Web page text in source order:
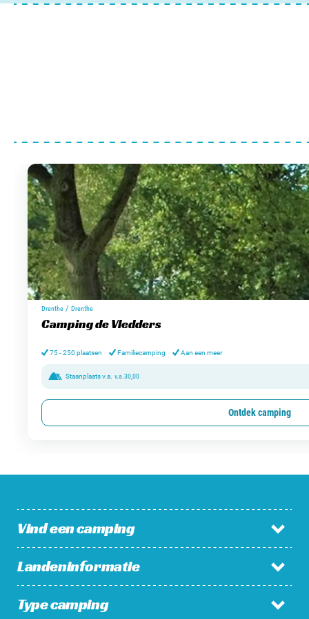
Drenthe / Drenthe
Camping de Vledders
75 - 250 plaatsen Familiecamping Aan een meer
Staanplaats v.a. v.a.30,00
Ontdek camping
Vind een camping
Campings in Nederland
Campings in België
Campings in Luxemburg
Landeninformatie
Nederland
Type camping